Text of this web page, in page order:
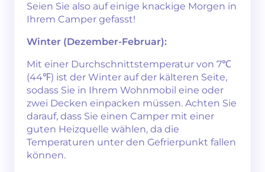
Seien Sie also auf einige knackige Morgen in
Ihrem Camper gefasst!
Winter (Dezember-Februar):
Mit einer Durchschnittstemperatur von 7℃
(44℉) ist der Winter auf der kälteren Seite,
sodass Sie in Ihrem Wohnmobil eine oder
zwei Decken einpacken müssen. Achten Sie
darauf, dass Sie einen Camper mit einer
guten Heizquelle wählen, da die
Temperaturen unter den Gefrierpunkt fallen
können.